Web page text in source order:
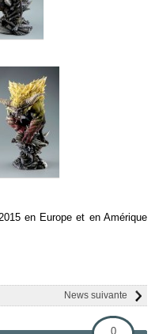
en Europe et en Amérique
News suivante
0